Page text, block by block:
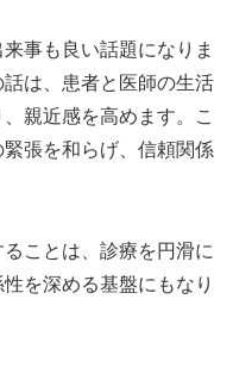
事も良い話題になりま
は、患者と医師の生活
親近感を高めます。こ
張を和らげ、信頼関係
ことは、診療を円滑に
を深める基盤にもなり